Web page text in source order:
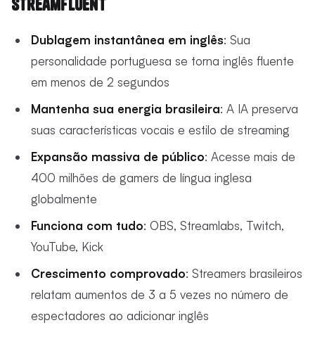
StreamFluent
Dublagem instantânea em inglês: Sua
personalidade portuguesa se torna inglês fluente
em menos de 2 segundos
Mantenha sua energia brasileira: A IA preserva
suas características vocais e estilo de streaming
Expansão massiva de público: Acesse mais de
400 milhões de gamers de língua inglesa
globalmente
Funciona com tudo: OBS, Streamlabs, Twitch,
YouTube, Kick
Crescimento comprovado: Streamers brasileiros
relatam aumentos de 3 a 5 vezes no número de
espectadores ao adicionar inglês